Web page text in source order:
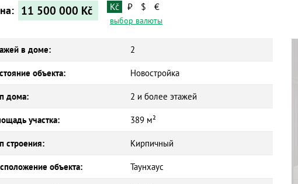
11 500 000 Kč Kč ₽ $ €
выбор валюты
в доме: 2
объекта: Новостройка
дома: 2 и более этажей
участка: 389 м²
строения: Кирпичный
объекта: Таунхаус